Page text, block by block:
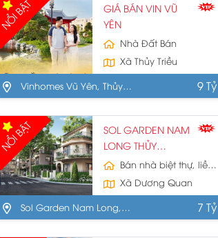
NỔI BẬT
GIÁ BÁN VIN VŨ
YÊN
Nhà Đất Bán
Xã Thủy Triều
Vinhomes Vũ Yên, Thủy
Nguyên, HP
9 Tỷ
NỔI BẬT
SOL GARDEN NAM
LONG THỦY
NGUYÊN
Bán nhà biệt thự, liền kề
Xã Dương Quan
Sol Garden Nam Long,
Thủy Nguyên
7 Tỷ